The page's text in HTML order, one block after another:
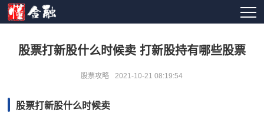
股票打新股什么时候卖 打新股持有哪些股票
股票攻略 2021-10-21 08:19:54
股票打新股什么时候卖